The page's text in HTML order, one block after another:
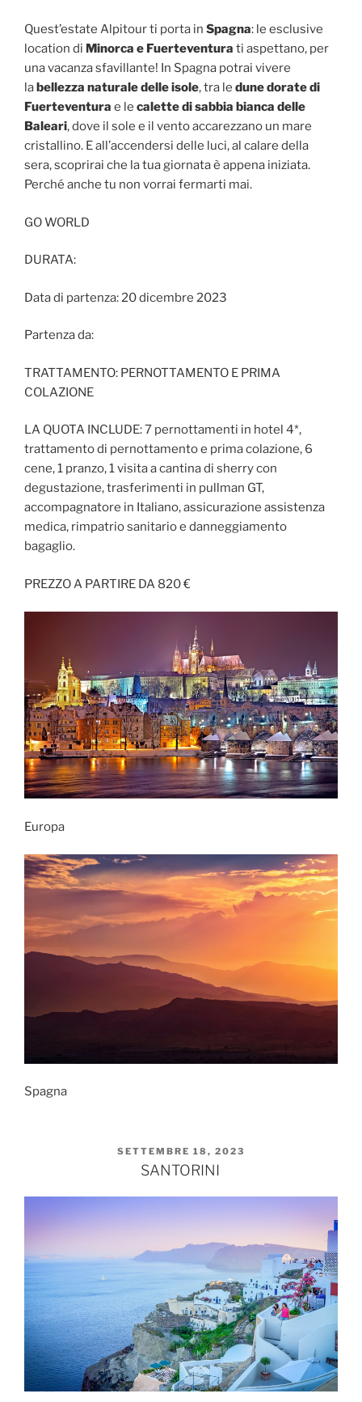
Quest’estate Alpitour ti porta in Spagna: le esclusive
location di Minorca e Fuerteventura ti aspettano, per
una vacanza sfavillante! In Spagna potrai vivere
labellezza naturale delle isole, tra le dune dorate di
Fuerteventura e le calette di sabbia bianca delle
Baleari, dove il sole e il vento accarezzano un mare
cristallino. E all’accendersi delle luci, al calare della
sera, scoprirai che la tua giornata è appena iniziata.
Perché anche tu non vorrai fermarti mai.
GO WORLD
DURATA:
Data di partenza: 20 dicembre 2023
Partenza da:
TRATTAMENTO: PERNOTTAMENTO E PRIMA
COLAZIONE
LA QUOTA INCLUDE: 7 pernottamenti in hotel 4*,
trattamento di pernottamento e prima colazione, 6
cene, 1 pranzo, 1 visita a cantina di sherry con
degustazione, trasferimenti in pullman GT,
accompagnatore in Italiano, assicurazione assistenza
medica, rimpatrio sanitario e danneggiamento
bagaglio.
PREZZO A PARTIRE DA 820 €
Europa
Spagna
PUBBLICATO
SETTEMBRE 18, 2023
SANTORINI